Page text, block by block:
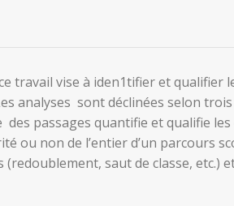
ce travail vise à iden1tifier et
analyses sont déclinées selon
des passages quantifie et qualifie
ou non de l’entier d’un parcours
saut de classe,